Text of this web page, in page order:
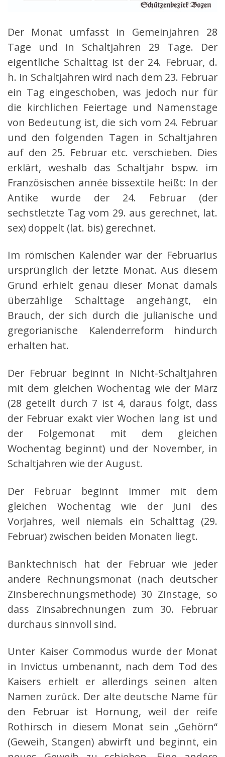
Der Monat umfasst in Gemeinjahren 28
Tage und in Schaltjahren 29 Tage. Der
eigentliche Schalttag ist der 24. Februar, d.
h. in Schaltjahren wird nach dem 23. Februar
ein Tag eingeschoben, was jedoch nur für
die kirchlichen Feiertage und Namenstage
von Bedeutung ist, die sich vom 24. Februar
und den folgenden Tagen in Schaltjahren
auf den 25. Februar etc. verschieben. Dies
erklärt, weshalb das Schaltjahr bspw. im
Französischen année bissextile heißt: In der
Antike wurde der 24. Februar (der
sechstletzte Tag vom 29. aus gerechnet, lat.
sex) doppelt (lat. bis) gerechnet.
Im römischen Kalender war der Februarius
ursprünglich der letzte Monat. Aus diesem
Grund erhielt genau dieser Monat damals
überzählige Schalttage angehängt, ein
Brauch, der sich durch die julianische und
gregorianische Kalenderreform hindurch
erhalten hat.
Der Februar beginnt in Nicht-Schaltjahren
mit dem gleichen Wochentag wie der März
(28 geteilt durch 7 ist 4, daraus folgt, dass
der Februar exakt vier Wochen lang ist und
der Folgemonat mit dem gleichen
Wochentag beginnt) und der November, in
Schaltjahren wie der August.
Der Februar beginnt immer mit dem
gleichen Wochentag wie der Juni des
Vorjahres, weil niemals ein Schalttag (29.
Februar) zwischen beiden Monaten liegt.
Banktechnisch hat der Februar wie jeder
andere Rechnungsmonat (nach deutscher
Zinsberechnungsmethode) 30 Zinstage, so
dass Zinsabrechnungen zum 30. Februar
durchaus sinnvoll sind.
Unter Kaiser Commodus wurde der Monat
in Invictus umbenannt, nach dem Tod des
Kaisers erhielt er allerdings seinen alten
Namen zurück. Der alte deutsche Name für
den Februar ist Hornung, weil der reife
Rothirsch in diesem Monat sein „Gehörn“
(Geweih, Stangen) abwirft und beginnt, ein